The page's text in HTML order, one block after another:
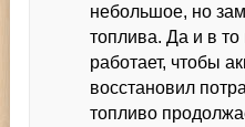
небольшое, но
топлива. Да и в
работает, чтобы
восстановил
топливо